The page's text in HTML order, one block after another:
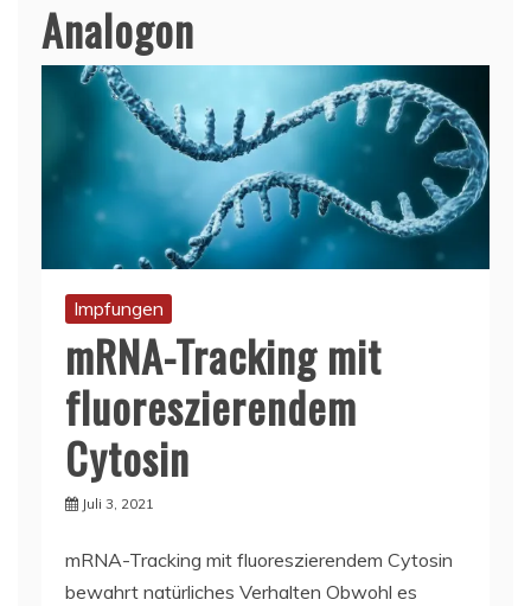
Analogon
Impfungen
mRNA-Tracking mit
fluoreszierendem
Cytosin
Juli 3, 2021
mRNA-Tracking mit fluoreszierendem Cytosin
bewahrt natürliches Verhalten Obwohl es